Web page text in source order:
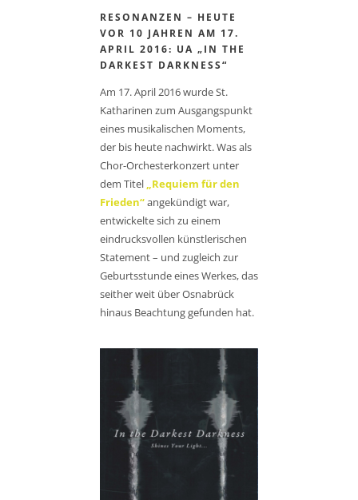
RESONANZEN – HEUTE
VOR 10 JAHREN AM 17.
APRIL 2016: UA „IN THE
DARKEST DARKNESS“
Am 17. April 2016 wurde St.
Katharinen zum Ausgangspunkt
eines musikalischen Moments,
der bis heute nachwirkt. Was als
Chor-Orchesterkonzert unter
dem Titel
„Requiem für den
Frieden“angekündigt war,
entwickelte sich zu einem
eindrucksvollen künstlerischen
Statement – und zugleich zur
Geburtsstunde eines Werkes, das
seither weit über Osnabrück
hinaus Beachtung gefunden hat.